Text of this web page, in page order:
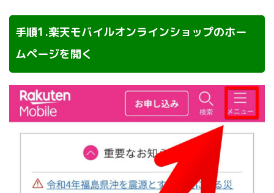
手順1.楽天モバイルオンラインショップのホー
ムページを開く